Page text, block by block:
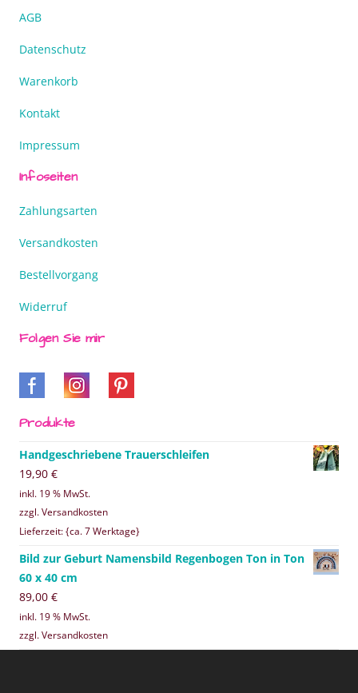
AGB
Datenschutz
Warenkorb
Kontakt
Impressum
Infoseiten
Zahlungsarten
Versandkosten
Bestellvorgang
Widerruf
Folgen Sie mir
Produkte
Handgeschriebene Trauerschleifen
19,90 €
inkl. 19 % MwSt.
zzgl. Versandkosten
Lieferzeit: {ca. 7 Werktage}
Bild zur Geburt Namensbild Regenbogen Ton in Ton
60 x 40 cm
89,00 €
inkl. 19 % MwSt.
zzgl. Versandkosten